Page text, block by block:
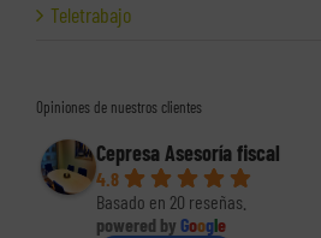
Teletrabajo
Opiniones de nuestros clientes
Cepresa Asesoría fiscal
4.8
Basado en 20 reseñas.
powered by Google